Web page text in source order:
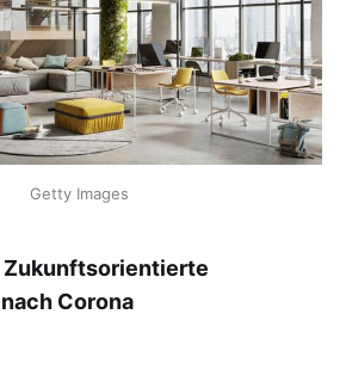
Getty Images
Zukunftsorientierte
Corona